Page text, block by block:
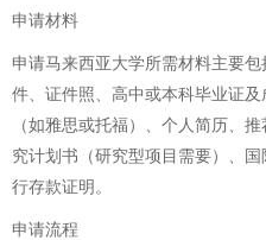
申请材料
申请马来西亚大学所需材料主要
件、证件照、高中或本科毕业证
（如雅思或托福）、个人简历、
究计划书（研究型项目需要）、
行存款证明。
申请流程